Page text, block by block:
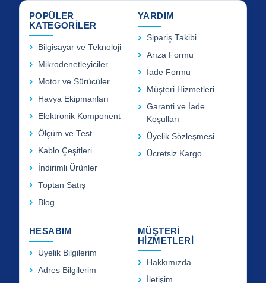
POPÜLER
KATEGORİLER
Bilgisayar ve Teknoloji
Mikrodenetleyiciler
Motor ve Sürücüler
Havya Ekipmanları
Elektronik Komponent
Ölçüm ve Test
Kablo Çeşitleri
İndirimli Ürünler
Toptan Satış
Blog
YARDIM
Sipariş Takibi
Arıza Formu
İade Formu
Müşteri Hizmetleri
Garanti ve İade
Koşulları
Üyelik Sözleşmesi
Ücretsiz Kargo
HESABIM
Üyelik Bilgilerim
Adres Bilgilerim
MÜŞTERİ
HİZMETLERİ
Hakkımızda
İletişim